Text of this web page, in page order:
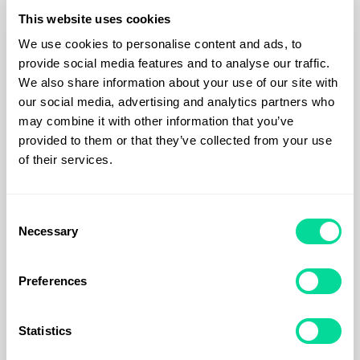
This website uses cookies
We use cookies to personalise content and ads, to
provide social media features and to analyse our traffic.
We also share information about your use of our site with
our social media, advertising and analytics partners who
may combine it with other information that you’ve
provided to them or that they’ve collected from your use
of their services.
Selection
Necessary
Preferences
Statistics
Hur vet man vilken putsduk
man ska ha?
Vi har produkter som passar för alla typer av ytor och
rengöringsbehov, inklusive putsdukar för glas, speglar och
skärmar, rengöringsdukar för ytor som plast och metall
samt universella rengöringssprayer. Alla våra putsdukar
rengöringsprodukt?